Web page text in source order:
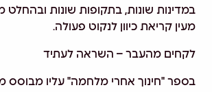
במדינות שונות, בתקופות שונות ובהחלט
מעין קריאת כיוון לנקוט פעולה.
לקחים מהעבר – השראה לעתיד
בספר "חינוך אחרי מלחמה" עליו מבוסס